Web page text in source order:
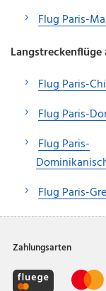
Flug Paris-
Langstreckenflüge
Flug Paris-
Flug Paris-
Flug Paris-
Flug Paris-